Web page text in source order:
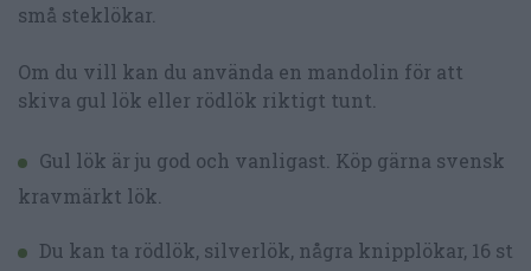
små steklökar.
Om du vill kan du använda en mandolin för att
skiva gul lök eller rödlök riktigt tunt.
Gul lök är ju god och vanligast. Köp gärna svensk
kravmärkt lök.
Du kan ta rödlök, silverlök, några knipplökar, 16 st